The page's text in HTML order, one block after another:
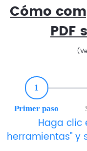
Cómo
PDF
1
Primer paso
Haga clic
herramientas" y